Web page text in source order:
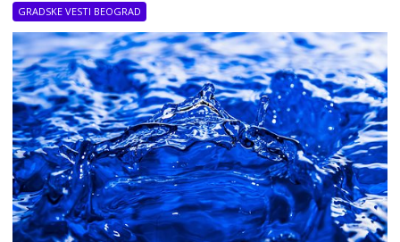
GRADSKE VESTI BEOGRAD